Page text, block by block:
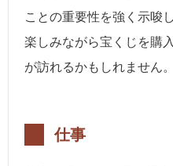
ことの重要性を強く示唆
楽しみながら宝くじを購
が訪れるかもしれません。
仕事